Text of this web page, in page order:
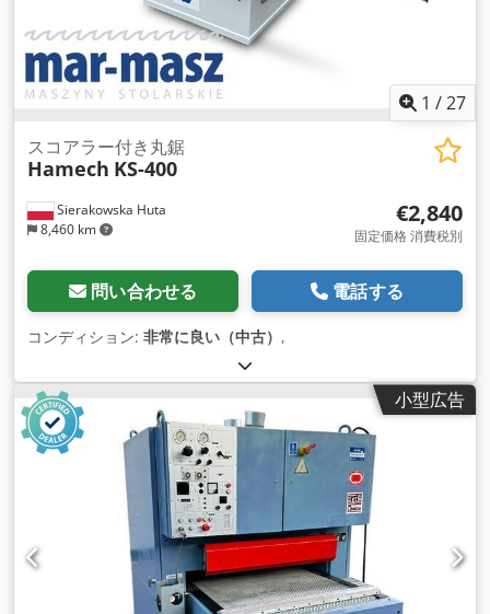
1 /27
Sierakowska Huta
8,460 km
スコアラー付き丸鋸
Hamech KS-400
€2,840
固定価格 消費税別
問い合わせる 電話する
コンディション: 非常に良い（中古） ,
小型広告